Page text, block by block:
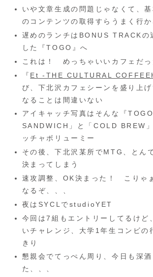
いや文章生成の問題じゃなくて、
のコンテンツの取得すらうまく行か
遅めのランチはBONUS TRACKの
した『TOGO』へ
これは！ めっちゃいいカフェだっ
『 Et -THE CULTURAL
び、下北沢カフェシーンを盛り上
なることは間違いない
アイキャッチ写真はそんな『
SANDWICH」と「COLD BREW」
ッチャボリューミー
その後、下北沢某所でMTG、とん
決まってしまう
速攻調整、OK決まった！ こりゃ
なるぞ、、、
夜はSYCLでstudioYET
今回は7組もエントリーしてるけど
いチャレンジ、大学1年生コンビの
きり
懇親会でてっぺん周り、今日も深酒
た、、、